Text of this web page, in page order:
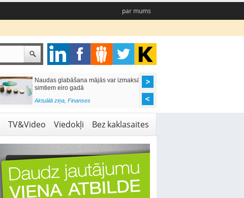
par mums
Naudas glabāšana mājās var izmaksāt
simtiem eiro gadā
Aktuālā ziņa,Finanses
TV&Video Viedokļi Bez kaklasaites